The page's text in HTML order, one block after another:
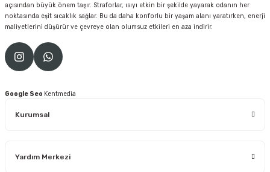
açısından büyük önem taşır. Straforlar, ısıyı etkin bir şekilde yayarak odanın her
noktasında eşit sıcaklık sağlar. Bu da daha konforlu bir yaşam alanı yaratırken, enerji
maliyetlerini düşürür ve çevreye olan olumsuz etkileri en aza indirir.
Google Seo Kentmedia
Kurumsal
Yardım Merkezi